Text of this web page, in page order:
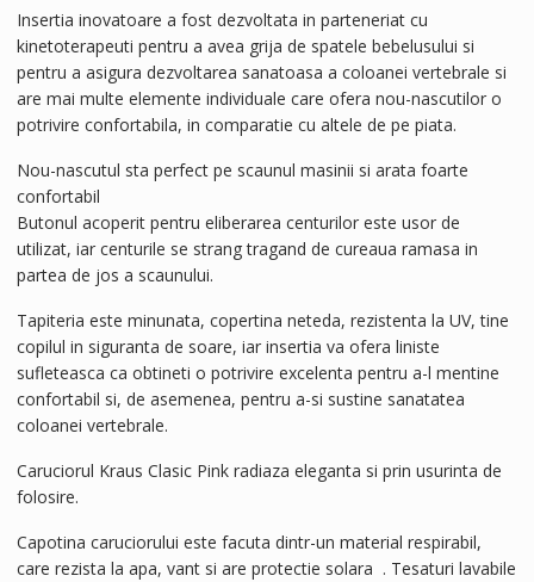
Insertia inovatoare a fost dezvoltata in parteneriat cu
kinetoterapeuti pentru a avea grija de spatele bebelusului si
pentru a asigura dezvoltarea sanatoasa a coloanei vertebrale si
are mai multe elemente individuale care ofera nou-nascutilor o
potrivire confortabila, in comparatie cu altele de pe piata.
Nou-nascutul sta perfect pe scaunul masinii si arata foarte
confortabil
Butonul acoperit pentru eliberarea centurilor este usor de
utilizat, iar centurile se strang tragand de cureaua ramasa in
partea de jos a scaunului.
Tapiteria este minunata, copertina neteda, rezistenta la UV, tine
copilul in siguranta de soare, iar insertia va ofera liniste
sufleteasca ca obtineti o potrivire excelenta pentru a-l mentine
confortabil si, de asemenea, pentru a-si sustine sanatatea
coloanei vertebrale.
Caruciorul Kraus Clasic Pink radiaza eleganta si prin usurinta de
folosire.
Capotina caruciorului este facuta dintr-un material respirabil,
care rezista la apa, vant si are protectie solara . Tesaturi lavabile